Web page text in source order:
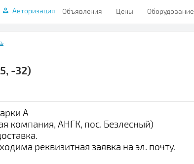
Объявления Цены Оборудование
Авторизация
-32)
А
компания, АНГК, пос. Безлесный)
реквизитная заявка на эл. почту.